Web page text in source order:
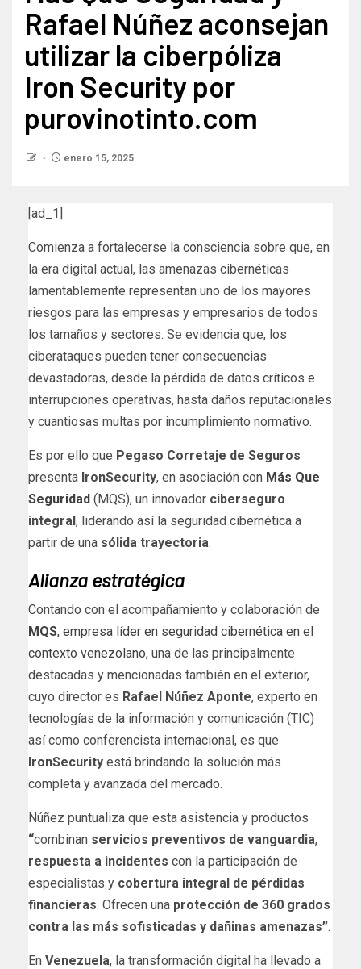
Rafael Núñez aconsejan
utilizar la ciberpóliza
Iron Security por
purovinotinto.com
enero 15, 2025
[ad_1]
Comienza a fortalecerse la consciencia sobre que, en
la era digital actual, las amenazas cibernéticas
lamentablemente representan uno de los mayores
riesgos para las empresas y empresarios de todos
los tamaños y sectores. Se evidencia que, los
ciberataques pueden tener consecuencias
devastadoras, desde la pérdida de datos críticos e
interrupciones operativas, hasta daños reputacionales
y cuantiosas multas por incumplimiento normativo.
Es por ello que Pegaso Corretaje de Seguros
presenta IronSecurity, en asociación con Más Que
Seguridad (MQS), un innovador ciberseguro
integral, liderando así la seguridad cibernética a
partir de una sólida trayectoria.
Alianza estratégica
Contando con el acompañamiento y colaboración de
MQS, empresa líder en seguridad cibernética en el
contexto venezolano, una de las principalmente
destacadas y mencionadas también en el exterior,
cuyo director es Rafael Núñez Aponte, experto en
tecnologías de la información y comunicación (TIC)
así como conferencista internacional, es que
IronSecurity está brindando la solución más
completa y avanzada del mercado.
Núñez puntualiza que esta asistencia y productos
“combinan servicios preventivos de vanguardia,
respuesta a incidentes con la participación de
especialistas y cobertura integral de pérdidas
financieras. Ofrecen una protección de 360 grados
contra las más sofisticadas y dañinas amenazas”.
En Venezuela, la transformación digital ha llevado a